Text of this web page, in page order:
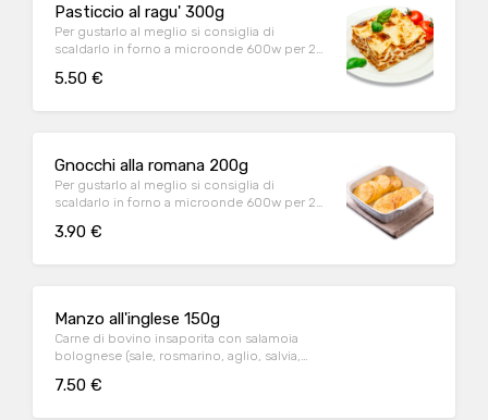
Pasticcio al ragu' 300g
Per gustarlo al meglio si consiglia di
scaldarlo in forno a microonde 600w per 2
fresca all'uovo, formaggio grana padano
5.50 €
Gnocchi alla romana 200g
Per gustarlo al meglio si consiglia di
scaldarlo in forno a microonde 600w per 2
burro, uova, sale, formaggio grana padano,
3.90 €
Manzo all'inglese 150g
Carne di bovino insaporita con salamoia
bolognese (sale, rosmarino, aglio, salvia,
pepe bianco
7.50 €